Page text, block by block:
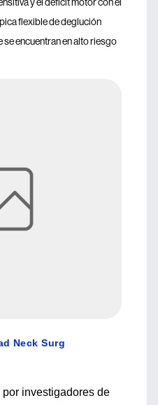
flexible de deglución
encuentran en alto riesgo
Neck Surg
investigadores de